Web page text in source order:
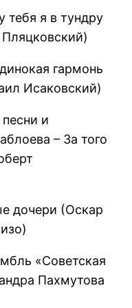
тебя я в тундру
гармонь
Исаковский)
и
– За того
дочери (Оскар
«Советская
Пахмутова